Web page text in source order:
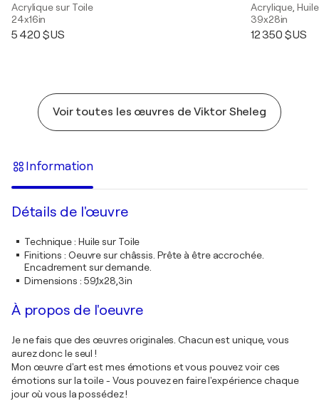
Acrylique sur Toile
24x16in
5 420 $US
Acrylique,
39x28in
12 350 $US
Voir toutes les œuvres de Viktor Sheleg
Information
Détails de l'œuvre
Technique: Huile sur Toile
Finitions : Oeuvre sur châssis. Prête à être accrochée.
Encadrement sur demande.
Dimensions : 59,1x28,3in
À propos de l'oeuvre
Je ne fais que des œuvres originales. Chacun est unique, vous
aurez donc le seul !
Mon œuvre d'art est mes émotions et vous pouvez voir ces
émotions sur la toile - Vous pouvez en faire l'expérience chaque
jour où vous la possédez !